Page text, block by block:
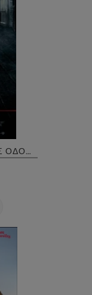
Ο ΦΟΝΙΚΟΣ ΚΟΥΡΕΑΣ ΤΗΣ ΟΔΟΥ ΦΛΙΤ - SWEENEY TODD DVD USED